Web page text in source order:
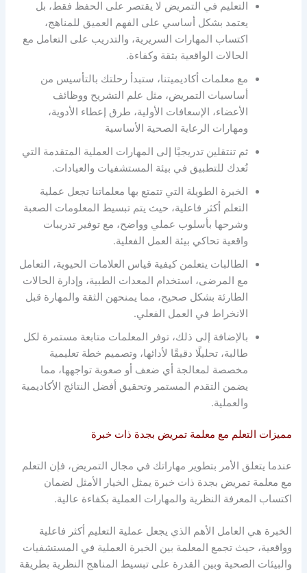
التعليم في التمريض لا يقتصر على الحفظ فقط، بل
يعتمد بشكل أساسي على الفهم العميق للمناهج،
اكتساب المهارات السريرية، والتدريب على التعامل مع
الحالات الواقعية بثقة وكفاءة.
مع معلمات أكاديميتنا، ستبدأ رحلتك بالتأسيس من
أساسيات التمريض، مثل علم التشريح ووظائف
الأعضاء، الإسعافات الأولية، طرق إعطاء الأدوية،
ومهارات الرعاية الصحية الأساسية
ثم تنتقلين تدريجيًا إلى المهارات العملية المتقدمة التي
تُعدك للتطبيق في بيئة المستشفيات والعيادات.
الخبرة الطويلة التي تتمتع بها معلماتنا تجعل عملية
التعلم أكثر فاعلية، حيث يتم تبسيط المعلومات الصعبة
وشرحها بأسلوب عملي وواضح، مع توفير تدريبات
واقعية تحاكي بيئة العمل الفعلية.
الطالبات يتعلمن كيفية قياس العلامات الحيوية، التعامل
مع المرضى، استخدام المعدات الطبية، وإدارة الحالات
الطارئة بشكل صحيح، مما يمنحهن الثقة والمهارة قبل
الانخراط في العمل الفعلي.
بالإضافة إلى ذلك، توفر المعلمات متابعة مستمرة لكل
طالبة، تحليلًا دقيقًا لأدائها، وتصميم خطة تعليمية
مخصصة لمعالجة أي ضعف أو صعوبة تواجهها، مما
يضمن التقدم المستمر وتحقيق أفضل النتائج الأكاديمية
والعملية.
مميزات التعلم مع معلمة تمريض بجدة ذات خبرة
عندما يتعلق الأمر بتطوير مهاراتك في مجال التمريض، فإن التعلم
مع معلمة تمريض بجدة ذات خبرة يمثل الخيار الأمثل لضمان
اكتساب المعرفة النظرية والمهارات العملية بكفاءة عالية.
الخبرة هي العامل الأهم الذي يجعل عملية التعليم أكثر فاعلية
وواقعية، حيث تجمع المعلمة بين الخبرة العملية في المستشفيات
والبيئات الصحية وبين القدرة على تبسيط المناهج النظرية بطريقة